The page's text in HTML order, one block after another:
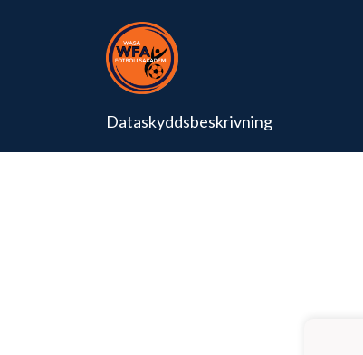
Dataskyddsbeskrivning